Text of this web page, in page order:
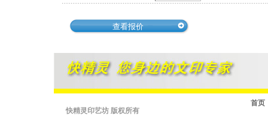
快精灵印艺坊 版权所有
首页